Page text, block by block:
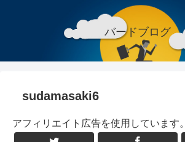
バードブログ
sudamasaki6
アフィリエイト広告を使用しています。